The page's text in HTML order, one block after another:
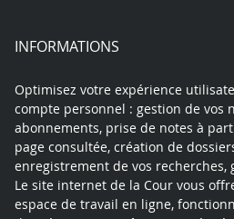
INFORMATIONS
Optimisez votre expérience
compte personnel : gestion de vos
abonnements, prise de notes à
page consultée, création de
enregistrement de vos recherches,
Le site internet de la Cour vous
espace de travail en ligne,